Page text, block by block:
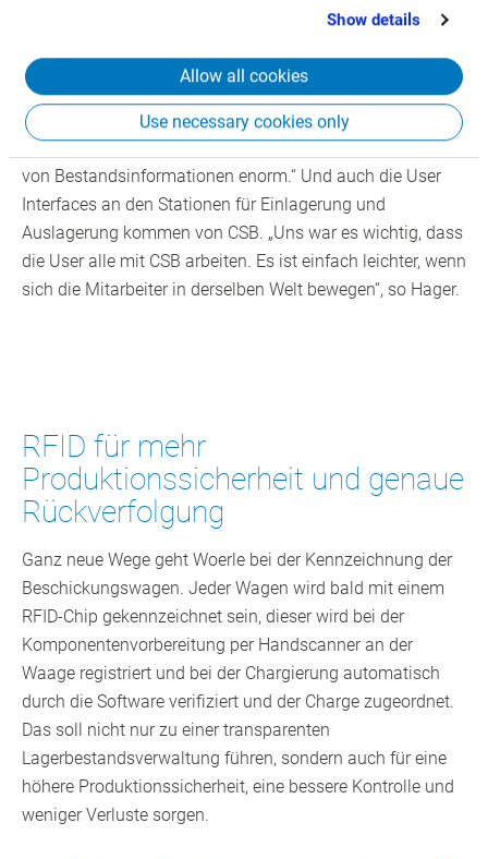
that you’ve provided to them or that they’ve collected
Show details
Allow all cookies
Use necessary cookies only
Läger im ERP abgebildet. „Bei uns schauen alle
Mitarbeiter auf dieselben Lagerkonten, egal ob es um
Rohstoffe, Fertigwaren, Einkaufsartikel oder
Verpackungsmaterialien geht. Das erleichtert das Abrufen
von Bestandsinformationen enorm.“ Und auch die User
Interfaces an den Stationen für Einlagerung und
Auslagerung kommen von CSB. „Uns war es wichtig, dass
die User alle mit CSB arbeiten. Es ist einfach leichter, wenn
sich die Mitarbeiter in derselben Welt bewegen“, so Hager.
RFID für mehr
Produktionssicherheit und genaue
Rückverfolgung
Ganz neue Wege geht Woerle bei der Kennzeichnung der
Beschickungswagen. Jeder Wagen wird bald mit einem
RFID-Chip gekennzeichnet sein, dieser wird bei der
Komponentenvorbereitung per Handscanner an der
Waage registriert und bei der Chargierung automatisch
durch die Software verifiziert und der Charge zugeordnet.
Das soll nicht nur zu einer transparenten
Lagerbestandsverwaltung führen, sondern auch für eine
höhere Produktionssicherheit, eine bessere Kontrolle und
weniger Verluste sorgen.